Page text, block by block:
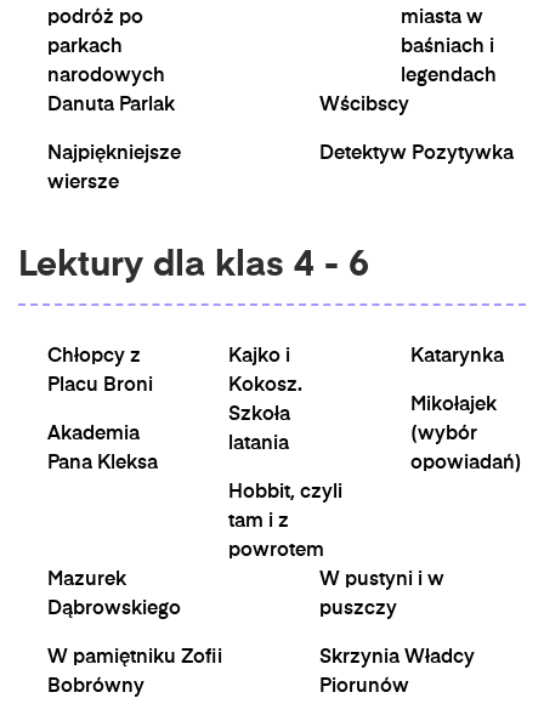
podróż po
parkach
narodowych
miasta w
baśniach i
legendach
Danuta Parlak
Najpiękniejsze
wiersze
Wścibscy
Detektyw Pozytywka
Lektury dla klas 4 - 6
Chłopcy z
Placu Broni
Akademia
Pana Kleksa
Kajko i
Kokosz.
Szkoła
latania
Hobbit, czyli
tam i z
powrotem
Katarynka
Mikołajek
(wybór
opowiadań)
Mazurek
Dąbrowskiego
W pamiętniku Zofii
Bobrówny
W pustyni i w
puszczy
Skrzynia Władcy
Piorunów